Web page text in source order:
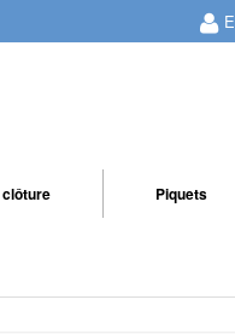
Piquets